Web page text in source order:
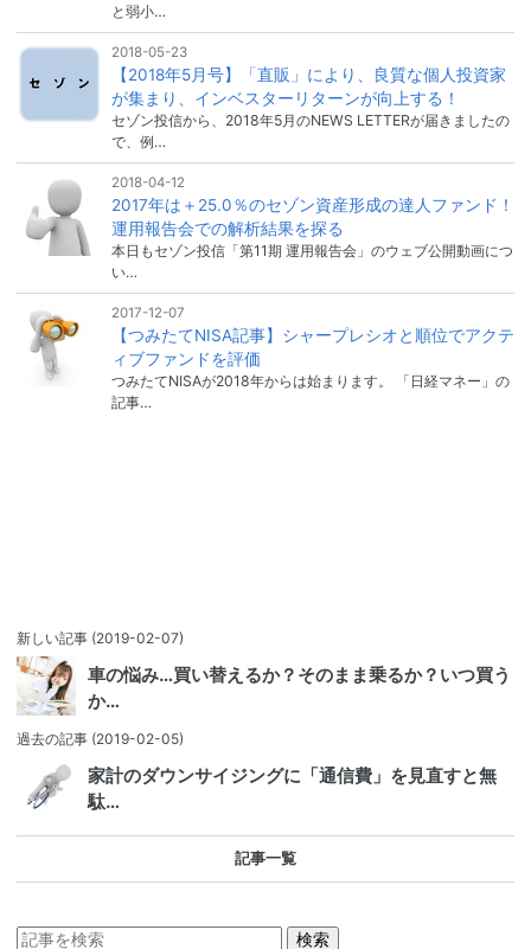
と弱小…
2018-05-23
【2018年5月号】「直販」により、良質な個人投資家
が集まり、インベスターリターンが向上する！
セゾン投信から、2018年5月のNEWS LETTERが届きましたの
で、例…
2018-04-12
2017年は＋25.0％のセゾン資産形成の達人ファンド！
運用報告会での解析結果を探る
本日もセゾン投信「第11期 運用報告会」のウェブ公開動画につ
い…
2017-12-07
【つみたてNISA記事】シャープレシオと順位でアクテ
ィブファンドを評価
つみたてNISAが2018年からは始まります。 「日経マネー」の
記事…
新しい記事 (2019-02-07)
車の悩み…買い替えるか？そのまま乗るか？いつ買う
か…
過去の記事 (2019-02-05)
家計のダウンサイジングに「通信費」を見直すと無
駄…
記事一覧